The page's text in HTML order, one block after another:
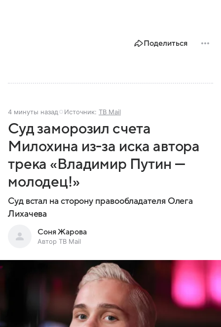
Поделиться
4 минуты назад Источник: ТВ Mail
Суд заморозил счета
Милохина из-за иска автора
трека «Владимир Путин —
молодец!»
Суд встал на сторону правообладателя Олега
Лихачева
Соня Жарова
Автор ТВ Mail